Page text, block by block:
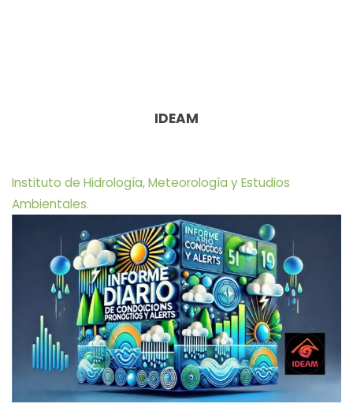
IDEAM
Instituto de Hidrología, Meteorología y Estudios
Ambientales.